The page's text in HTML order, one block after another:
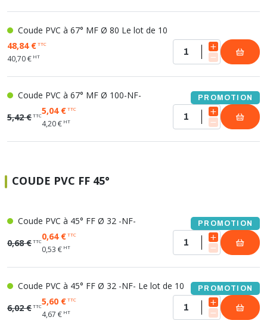
Coude PVC à 67° MF Ø 80 Le lot de 10
48,84 €TTC
40,70 € HT
Coude PVC à 67° MF Ø 100-NF- PROMOTION
5,42 €TTC5,04 €TTC
4,20 € HT
COUDE PVC FF 45°
Coude PVC à 45° FF Ø 32 -NF- PROMOTION
0,68 €TTC0,64 €TTC
0,53 € HT
Coude PVC à 45° FF Ø 32 -NF- Le lot de 10 PROMOTION
6,02 €TTC5,60 €TTC
4,67 € HT